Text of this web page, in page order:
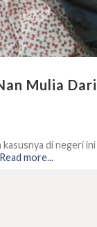
Mulia Dari
di negeri ini
Read more...